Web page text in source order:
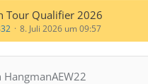
Tour Qualifier 2026
8. Juli 2026 um 09:57